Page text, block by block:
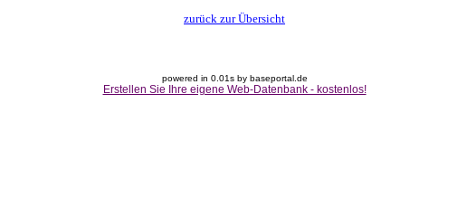
zurück zur Übersicht
powered in 0.01s by baseportal.de
Erstellen Sie Ihre eigene Web-Datenbank - kostenlos!